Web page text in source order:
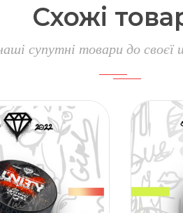
Схожі
супутні товари до своєї